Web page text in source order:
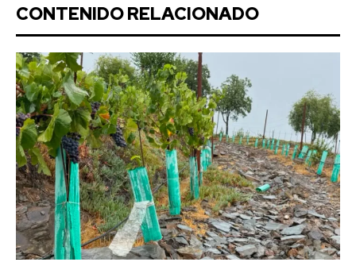
CONTENIDO RELACIONADO